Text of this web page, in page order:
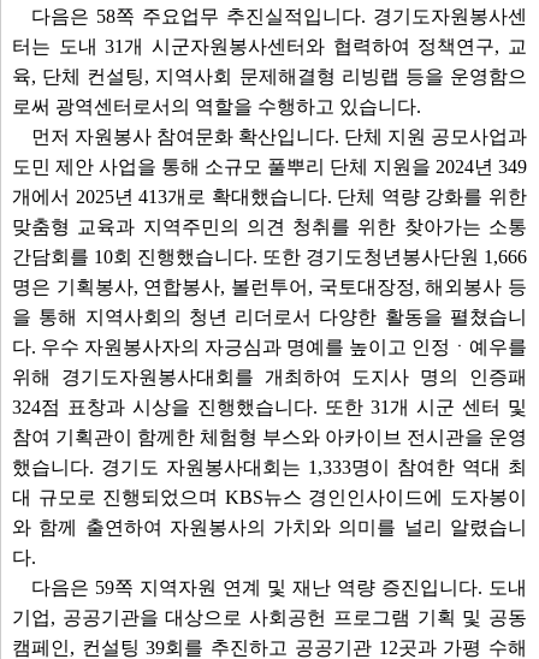
다음은 58쪽 주요업무 추진실적입니다. 경기도자원봉사센
터는 도내 31개 시군자원봉사센터와 협력하여 정책연구, 교
육, 단체 컨설팅, 지역사회 문제해결형 리빙랩 등을 운영함으
로써 광역센터로서의 역할을 수행하고 있습니다.
먼저 자원봉사 참여문화 확산입니다. 단체 지원 공모사업과
도민 제안 사업을 통해 소규모 풀뿌리 단체 지원을 2024년 349
개에서 2025년 413개로 확대했습니다. 단체 역량 강화를 위한
맞춤형 교육과 지역주민의 의견 청취를 위한 찾아가는 소통
간담회를 10회 진행했습니다. 또한 경기도청년봉사단원 1,666
명은 기획봉사, 연합봉사, 볼런투어, 국토대장정, 해외봉사 등
을 통해 지역사회의 청년 리더로서 다양한 활동을 펼쳤습니
다. 우수 자원봉사자의 자긍심과 명예를 높이고 인정ㆍ예우를
위해 경기도자원봉사대회를 개최하여 도지사 명의 인증패
324점 표창과 시상을 진행했습니다. 또한 31개 시군 센터 및
참여 기획관이 함께한 체험형 부스와 아카이브 전시관을 운영
했습니다. 경기도 자원봉사대회는 1,333명이 참여한 역대 최
대 규모로 진행되었으며 KBS뉴스 경인인사이드에 도자봉이
와 함께 출연하여 자원봉사의 가치와 의미를 널리 알렸습니
다.
다음은 59쪽 지역자원 연계 및 재난 역량 증진입니다. 도내
기업, 공공기관을 대상으로 사회공헌 프로그램 기획 및 공동
캠페인, 컨설팅 39회를 추진하고 공공기관 12곳과 가평 수해